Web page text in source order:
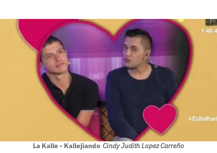
La Kalle - Kallejiando Cindy Judith Lopez Carreño